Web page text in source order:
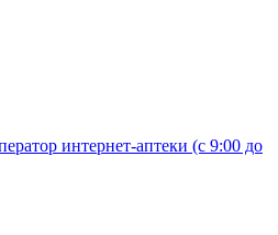
интернет-аптеки (с 9:00 до